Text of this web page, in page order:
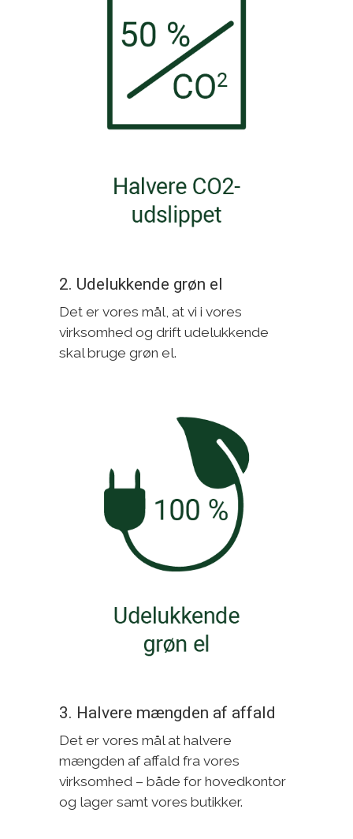
2. Udelukkende grøn el
Det er vores mål, at vi i vores
virksomhed og drift udelukkende
skal bruge grøn el.
3. Halvere mængden af affald
Det er vores mål at halvere
mængden af affald fra vores
virksomhed – både for hovedkontor
og lager samt vores butikker.